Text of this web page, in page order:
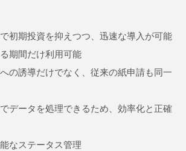
初期投資を抑えつつ、迅速な導入が可能
期間だけ利用可能
の誘導だけでなく、従来の紙申請も同一
データを処理できるため、効率化と正確
なステータス管理